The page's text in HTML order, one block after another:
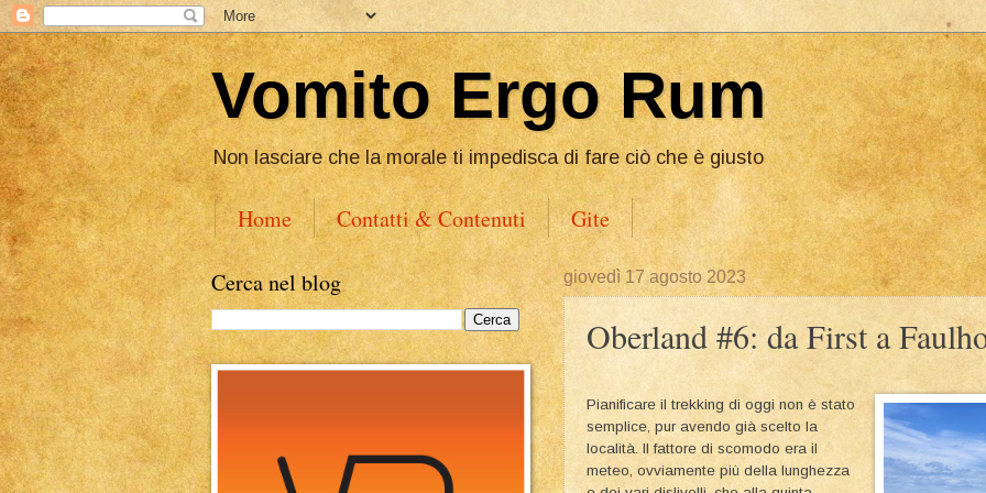
Vomito Ergo Rum
Non lasciare che la morale ti impedisca di fare ciò che è giusto
Home Contatti & Contenuti Gite
giovedì 17 agosto 2023
Oberland #6: da First a
Pianificare il trekking di oggi non è stato
semplice, pur avendo già scelto la
località. Il fattore di scomodo era il
meteo, ovviamente più della lunghezza
Cerca nel blog